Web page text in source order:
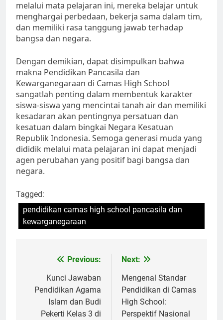
melalui mata pelajaran ini, mereka belajar untuk
menghargai perbedaan, bekerja sama dalam tim,
dan memiliki rasa tanggung jawab terhadap
bangsa dan negara.
Dengan demikian, dapat disimpulkan bahwa
makna Pendidikan Pancasila dan
Kewarganegaraan di Camas High School
sangatlah penting dalam membentuk karakter
siswa-siswa yang mencintai tanah air dan memiliki
kesadaran akan pentingnya persatuan dan
kesatuan dalam bingkai Negara Kesatuan
Republik Indonesia. Semoga generasi muda yang
dididik melalui mata pelajaran ini dapat menjadi
agen perubahan yang positif bagi bangsa dan
negara.
Tagged:
pendidikan camas high school pancasila dan
kewarganegaraan
NavigasiPrevious:
Kunci Jawaban
Pendidikan Agama
Islam dan Budi
Pekerti Kelas 3 di
Next:
Mengenal Standar
Pendidikan di Camas
High School:
Perspektif Nasional